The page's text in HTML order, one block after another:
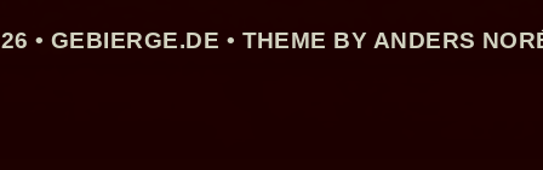
• GEBIERGE.DE • THEME BY ANDERS